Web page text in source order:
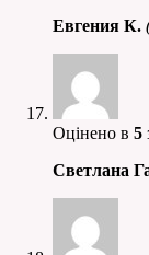
Евгения К.
Оцінено в 5
Светлана